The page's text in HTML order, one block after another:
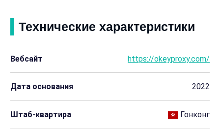
Технические характеристики
Вебсайт https://okeyproxy.com/
Дата основания 2022
Штаб-квартира Гонконг